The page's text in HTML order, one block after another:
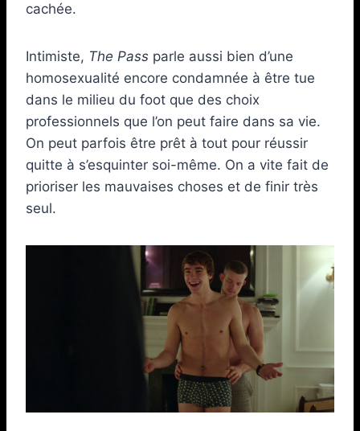
cachée.
Intimiste, The Pass parle aussi bien d’une
homosexualité encore condamnée à être tue
dans le milieu du foot que des choix
professionnels que l’on peut faire dans sa vie.
On peut parfois être prêt à tout pour réussir
quitte à s’esquinter soi-même. On a vite fait de
prioriser les mauvaises choses et de finir très
seul.